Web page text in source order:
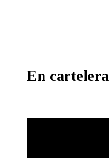
En cartelera